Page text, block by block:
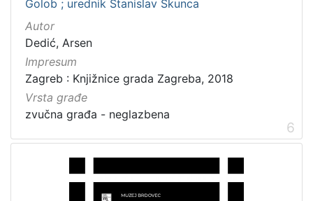
Golob ; urednik Stanislav Škunca
Autor
Dedić, Arsen
Impresum
Zagreb : Knjižnice grada Zagreba, 2018
Vrsta građe
zvučna građa - neglazbena
6